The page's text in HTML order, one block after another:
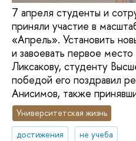
7 апреля студенты и
приняли участие в
«Апрель». Установить
и завоевать первое
Ликсакову, студенту
победой его поздравил
Анисимов, также
Университетская жизнь
достижения
не учеба